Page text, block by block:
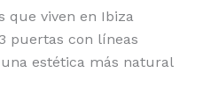
que viven en Ibiza
puertas con líneas
estética más natural